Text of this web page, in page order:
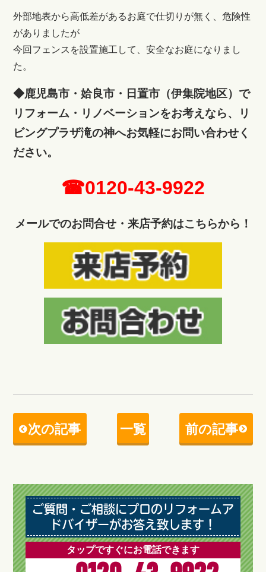
外部地表から高低差があるお庭で仕切りが無く、危険性
がありましたが
今回フェンスを設置施工して、安全なお庭になりまし
た。
◆鹿児島市・姶良市・日置市（伊集院地区）で
リフォーム・リノベーションをお考えなら、リ
ビングプラザ滝の神へお気軽にお問い合わせく
ださい。
☎0120-43-9922
メールでのお問合せ・来店予約はこちらから！
次の記事 一覧 前の記事
ご質問・ご相談にプロのリフォームア
ドバイザーがお答え致します！
タップですぐにお電話できます